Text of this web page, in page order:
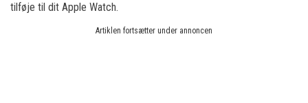
tilføje til dit Apple Watch.
Artiklen fortsætter under annoncen